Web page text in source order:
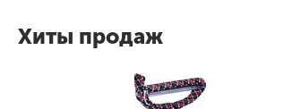
Хиты продаж